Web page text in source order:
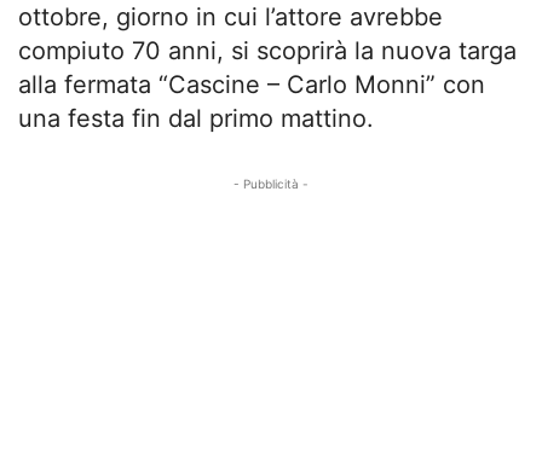
ottobre, giorno in cui l’attore avrebbe
compiuto 70 anni, si scoprirà la nuova targa
alla fermata “Cascine – Carlo Monni” con
una festa fin dal primo mattino.
- Pubblicità -